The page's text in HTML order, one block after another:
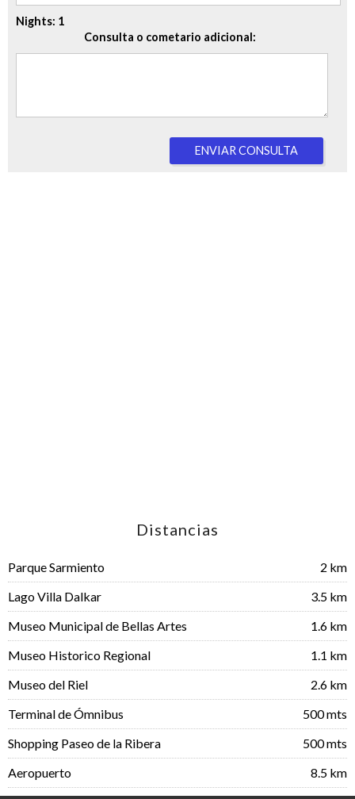
Distancias
Parque Sarmiento
2 km
Lago Villa Dalkar
3.5 km
Museo Municipal de Bellas Artes
1.6 km
Museo Historico Regional
1.1 km
Museo del Riel
2.6 km
Terminal de Ómnibus
500 mts
Shopping Paseo de la Ribera
500 mts
Aeropuerto
8.5 km
Nights: 1
Consulta o cometario adicional:
ENVIAR CONSULTA